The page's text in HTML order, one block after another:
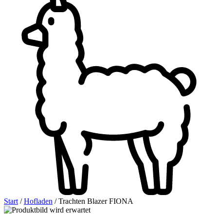
Start /Hofladen / Trachten Blazer FIONA